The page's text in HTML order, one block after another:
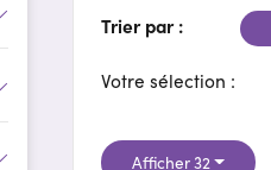
Trier par :
Votre sélection :
Afficher 32